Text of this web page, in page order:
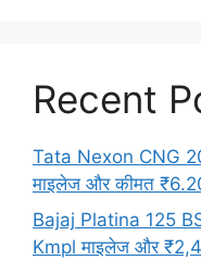
Recent
Tata Nexon CNG
माइलेज और कीमत
Bajaj Platina 125
Kmpl माइलेज और